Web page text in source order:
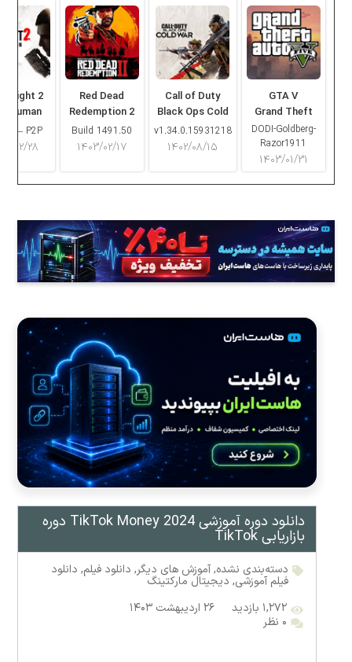
GTA V
Grand Theft
Auto V
DODI-Goldberg-
Razor1911
۱۴۰۳/۰۱/۳۱
Call of Duty
Black Ops Cold
War
v1.34.0.15931218
۱۴۰۲/۰۸/۱۵
Red Dead
Redemption 2
Build 1491.50
۱۴۰۳/۰۲/۱۷
Light 2
Human
– P2P
۱۴۰۳/
دانلود دوره آموزشی TikTok Money 2024 دوره
بازاریابی TikTok
دسته‌بندی نشده,آموزش های دیگر, دانلود فیلم, دانلود
فیلم آموزشی, دیجیتال مارکتینگ
۱,۲۷۲ بازدید
۲۶ اردیبهشت ۱۴۰۳
۰ نظر